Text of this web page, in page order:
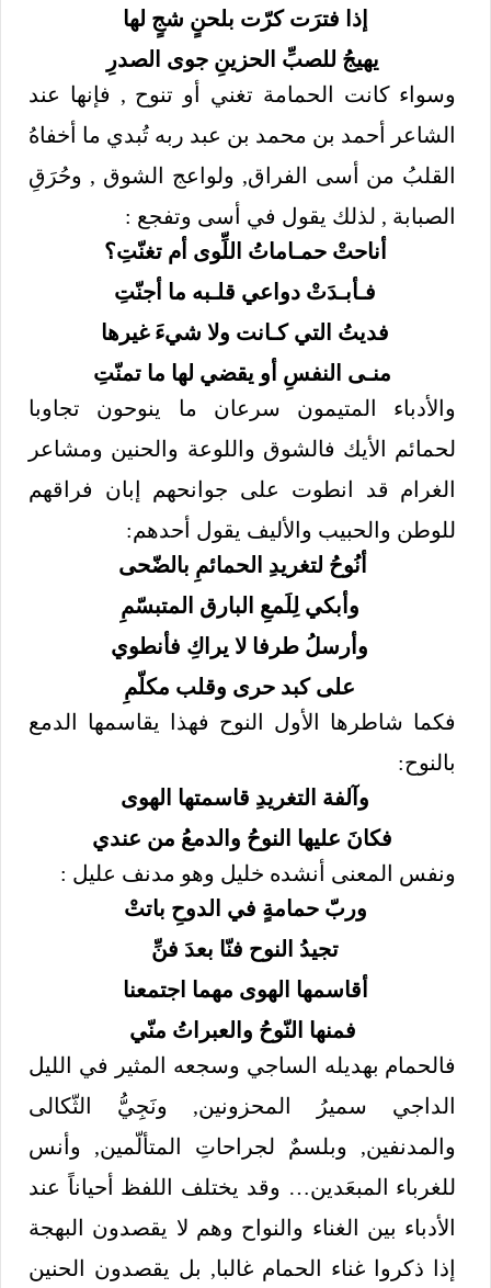
إذا فترَت كرّت بلحنٍ شجٍ لها
يهيجُ للصبِّ الحزينِ جوى الصدرِ
وسواء كانت الحمامة تغني أو تنوح , فإنها عند
الشاعر أحمد بن محمد بن عبد ربه تُبدي ما أخفاهُ
القلبُ من أسى الفراق, ولواعج الشوق , وحُرَقِ
الصبابة , لذلك يقول في أسى وتفجع :
أناحتْ حمـاماتُ اللِّوى أم تغنّتِ؟
فـأبـدَتْ دواعي قلـبه ما أجنّتِ
فديتُ التي كـانت ولا شيءَ غيرها
منـى النفسِ أو يقضي لها ما تمنّتِ
والأدباء المتيمون سرعان ما ينوحون تجاوبا
لحمائم الأيك فالشوق واللوعة والحنين ومشاعر
الغرام قد انطوت على جوانحهم إبان فراقهم
للوطن والحبيب والأليف يقول أحدهم:
أنُوحُ لتغريدِ الحمائمِ بالضّحى
وأبكي لِلَمعِ البارق المتبسّمِ
وأرسلُ طرفا لا يراكِ فأنطوي
على كبد حرى وقلب مكلّمِ
فكما شاطرها الأول النوح فهذا يقاسمها الدمع
بالنوح:
وآلفة التغريدِ قاسمتها الهوى
فكانَ عليها النوحُ والدمعُ من عندي
ونفس المعنى أنشده خليل وهو مدنف عليل :
وربّ حمامةٍ في الدوحِ باتتْ
تجيدُ النوح فنّا بعدَ فنِّ
أقاسمها الهوى مهما اجتمعنا
فمنها النّوحُ والعبراتُ منّي
فالحمام بهديله الساجي وسجعه المثير في الليل
الداجي سميرُ المحزونين, ونَجِيُّ الثّكالى
والمدنفين, وبلسمٌ لجراحاتِ المتألّمين, وأنس
للغرباء المبعَدين… وقد يختلف اللفظ أحياناً عند
الأدباء بين الغناء والنواح وهم لا يقصدون البهجة
إذا ذكروا غناء الحمام غالبا, بل يقصدون الحنين